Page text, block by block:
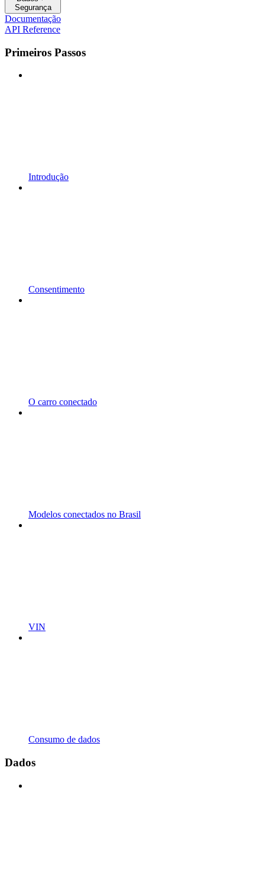
Segurança
Documentação
API Reference
Primeiros Passos
Introdução
Consentimento
O carro conectado
Modelos conectados no Brasil
VIN
Consumo de dados
Dados